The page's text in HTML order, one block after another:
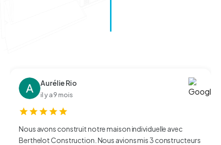
Aurélie Rio
il y a 9 mois
Nous avons construit notre maison individuelle avec
Berthelot Construction. Nous avions mis 3 constructeurs